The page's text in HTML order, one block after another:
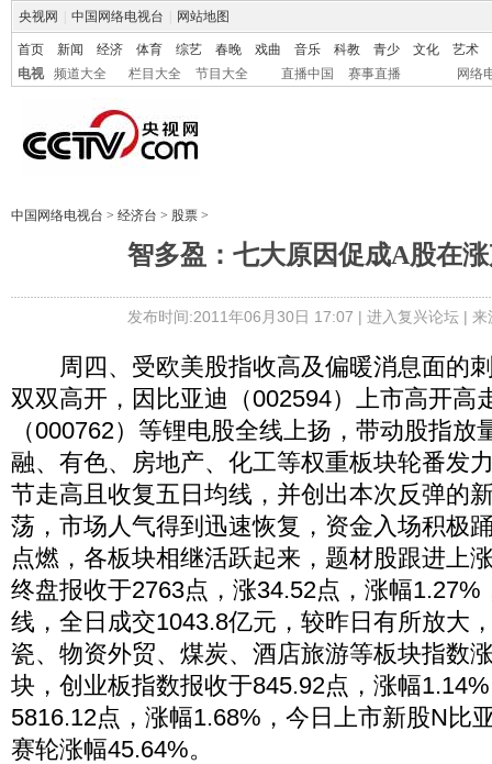
央视网 中国网络电视台 网站地图
首页 新闻 经济 体育 综艺 春晚 戏曲 音乐 科教 青少 文化
艺术
电视
频道大全 栏目大全 节目大全 直播中国 赛事直播 网络
中国网络电视台 > 经济台 > 股票 >
智多盈：七大原因促成A股在
发布时间:2011年06月30日 17:07 | 进入复兴论坛| 来
周四、受欧美股指收高及偏暖消息面的
双双高开，因比亚迪（002594）上市高开高
（000762）等锂电股全线上扬，带动股指放
融、有色、房地产、化工等权重板块轮番发
节走高且收复五日均线，并创出本次反弹的
荡，市场人气得到迅速恢复，资金入场积极
点燃，各板块相继活跃起来，题材股跟进上
终盘报收于2763点，涨34.52点，涨幅1.27%
线，全日成交1043.8亿元，较昨日有所放大
瓷、物资外贸、煤炭、酒店旅游等板块指数
块，创业板指数报收于845.92点，涨幅
5816.12点，涨幅1.68%，今日上市新股N比
赛轮涨幅45.64%。